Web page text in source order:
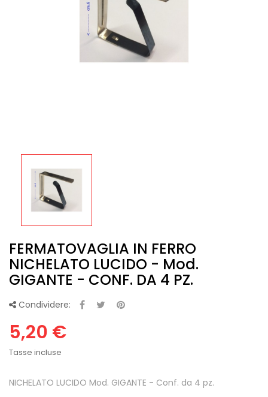
FERMATOVAGLIA IN FERRO
NICHELATO LUCIDO - Mod.
GIGANTE - CONF. DA 4 PZ.
Condividere:
5,20 €
Tasse incluse
NICHELATO LUCIDO Mod. GIGANTE - Conf. da 4 pz.